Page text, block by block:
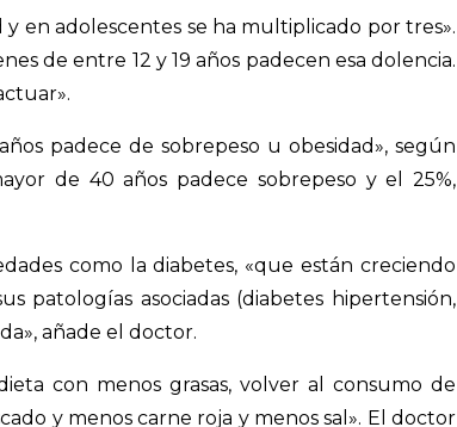
en adolescentes se ha multiplicado por tres».
de entre 12 y 19 años padecen esa dolencia.
padece de sobrepeso u obesidad», según
de 40 años padece sobrepeso y el 25%,
como la diabetes, «que están creciendo
patologías asociadas (diabetes hipertensión,
añade el doctor.
con menos grasas, volver al consumo de
y menos carne roja y menos sal». El doctor